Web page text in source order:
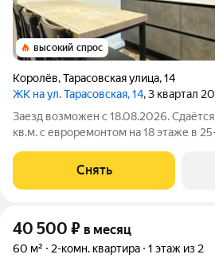
высокий спрос
Королёв,Тарасовская улица,14
ЖК на ул. Тарасовская, 14, 3 квартал
Заезд возможен с 18.08.2026.
кв.м. с евроремонтом на 18 этаже в
Стиральная машина Холодильник Дом - монолитный, окна
выходят во двор. В
Снять
40 500 ₽ в месяц
60 м² 2-комн. квартира 1 этаж из 2